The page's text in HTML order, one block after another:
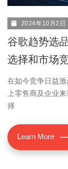
2024年10月2日
谷歌趋势选
选择和市场
在如今竞争日益
上零售商及企业
择
Learn More